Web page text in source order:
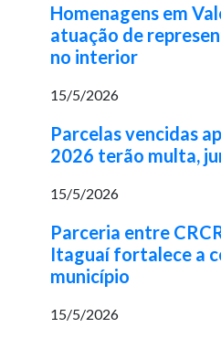
Homenagens em
atuação de
no interior
15/5/2026
Parcelas vencidas
2026 terão multa,
15/5/2026
Parceria entre
Itaguaí fortalece a
município
15/5/2026